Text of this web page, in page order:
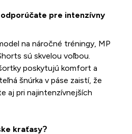
pre intenzívny
na náročné tréningy, MP
sú skvelou voľbou.
poskytujú komfort a
šnúrka v páse zaistí, že
aj pri najintenzívnejších
kraťasy?